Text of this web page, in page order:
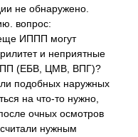
не обнаружено.
вопрос:
ИППП могут
и неприятные
(ЕБВ, ЦМВ, ВПГ)?
подобных наружных
на что-то нужно,
очных осмотров
нужным